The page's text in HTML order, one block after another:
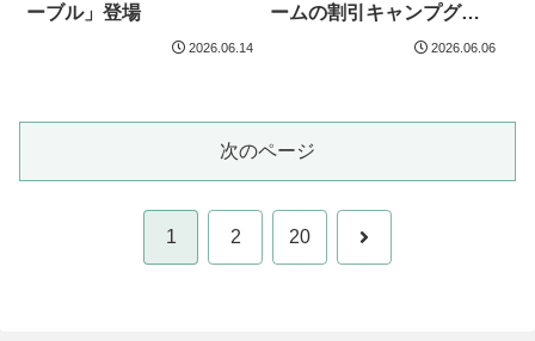
ーブル」登場
2026.06.14
ームの割引キャンプグッ
2026.06.06
次のページ
1 2 20 次